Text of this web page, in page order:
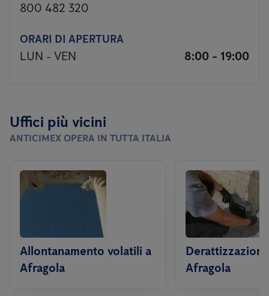
800 482 320
ORARI DI APERTURA
LUN - VEN 8:00 - 19:00
Uffici più vicini
ANTICIMEX OPERA IN TUTTA ITALIA
Allontanamento volatili a
Afragola
Afragola